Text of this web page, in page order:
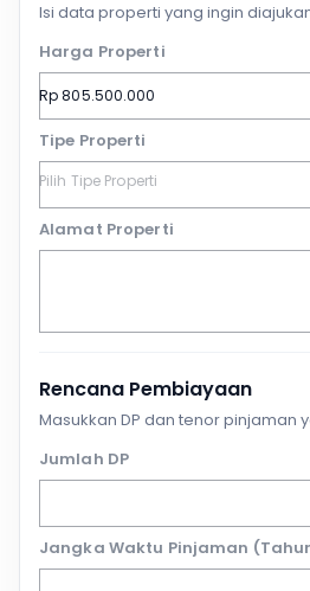
Isi data properti yang ingin diajukan
Harga Properti
Tipe Properti
Alamat Properti
Rencana Pembiayaan
Masukkan DP dan tenor pinjaman
Jumlah DP
Jangka Waktu Pinjaman